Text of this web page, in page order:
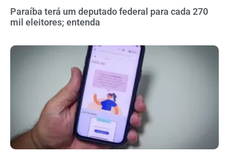
Paraíba terá um deputado federal para cada 270
mil eleitores; entenda